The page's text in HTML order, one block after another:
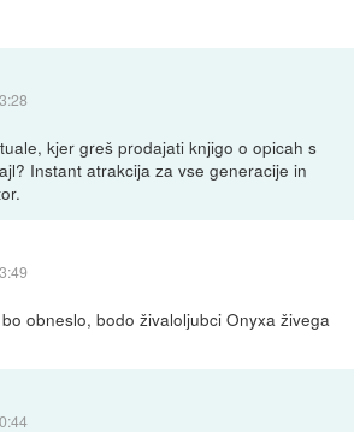
kjer greš prodajati knjigo o opicah s
Instant atrakcija za vse generacije in
obneslo, bodo živaloljubci Onyxa živega